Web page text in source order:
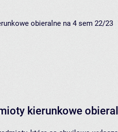
obieralne na 4 sem 22/23
kierunkowe